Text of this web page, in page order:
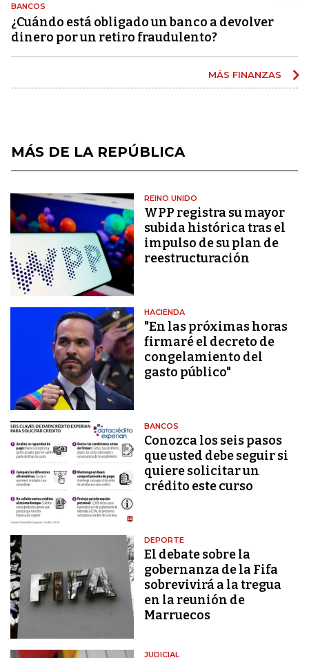
BANCOS
¿Cuándo está obligado un banco a devolver
dinero por un retiro fraudulento?
MÁS FINANZAS
MÁS DE LA REPÚBLICA
REINO UNIDO
WPP registra su mayor
subida histórica tras el
impulso de su plan de
reestructuración
HACIENDA
"En las próximas horas
firmaré el decreto de
congelamiento del
gasto público"
BANCOS
Conozca los seis pasos
que usted debe seguir si
quiere solicitar un
crédito este curso
DEPORTE
El debate sobre la
gobernanza de la Fifa
sobrevivirá a la tregua
en la reunión de
Marruecos
JUDICIAL